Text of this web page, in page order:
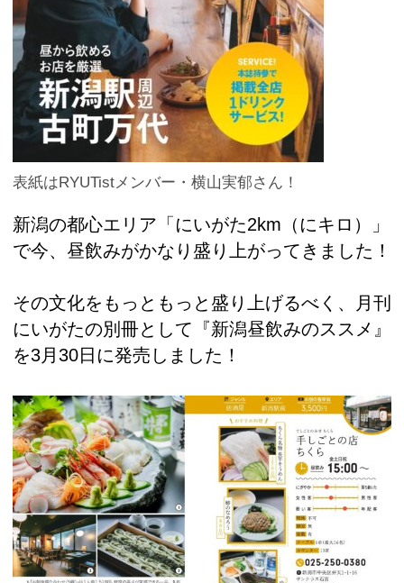
表紙はRYUTistメンバー・横山実郁さん！
新潟の都心エリア「にいがた2km（にキロ）」
で今、昼飲みがかなり盛り上がってきました！
その文化をもっともっと盛り上げるべく、月刊
にいがたの別冊として『新潟昼飲みのススメ』
を3月30日に発売しました！